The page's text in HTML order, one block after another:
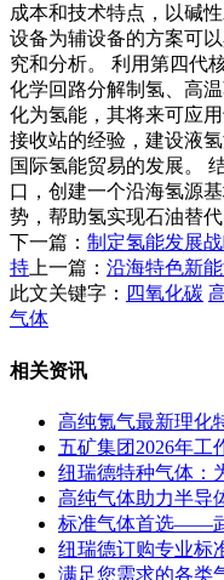
成本和技术特点，以碱
设备为辅设备的方案可
究和分析。 利用第四代
化学回路分解制氢、高
化为氢能，其将来可应
接收站的经验，建设液
国际氢能贸易的发展。
口，创建一个沿海氢源
势，帮助氢实现石油替
下一篇： 制定氢能发展
持 上一篇： 沿海特色新
此文关键字： 四氧化碳
气体
相关资讯
高纯氪气最新理化
五矿集团2026年工
纽瑞德特种气体：
高纯气体助力半导
标准气体首选——
纽瑞德订购专业标
满足您需求的各类